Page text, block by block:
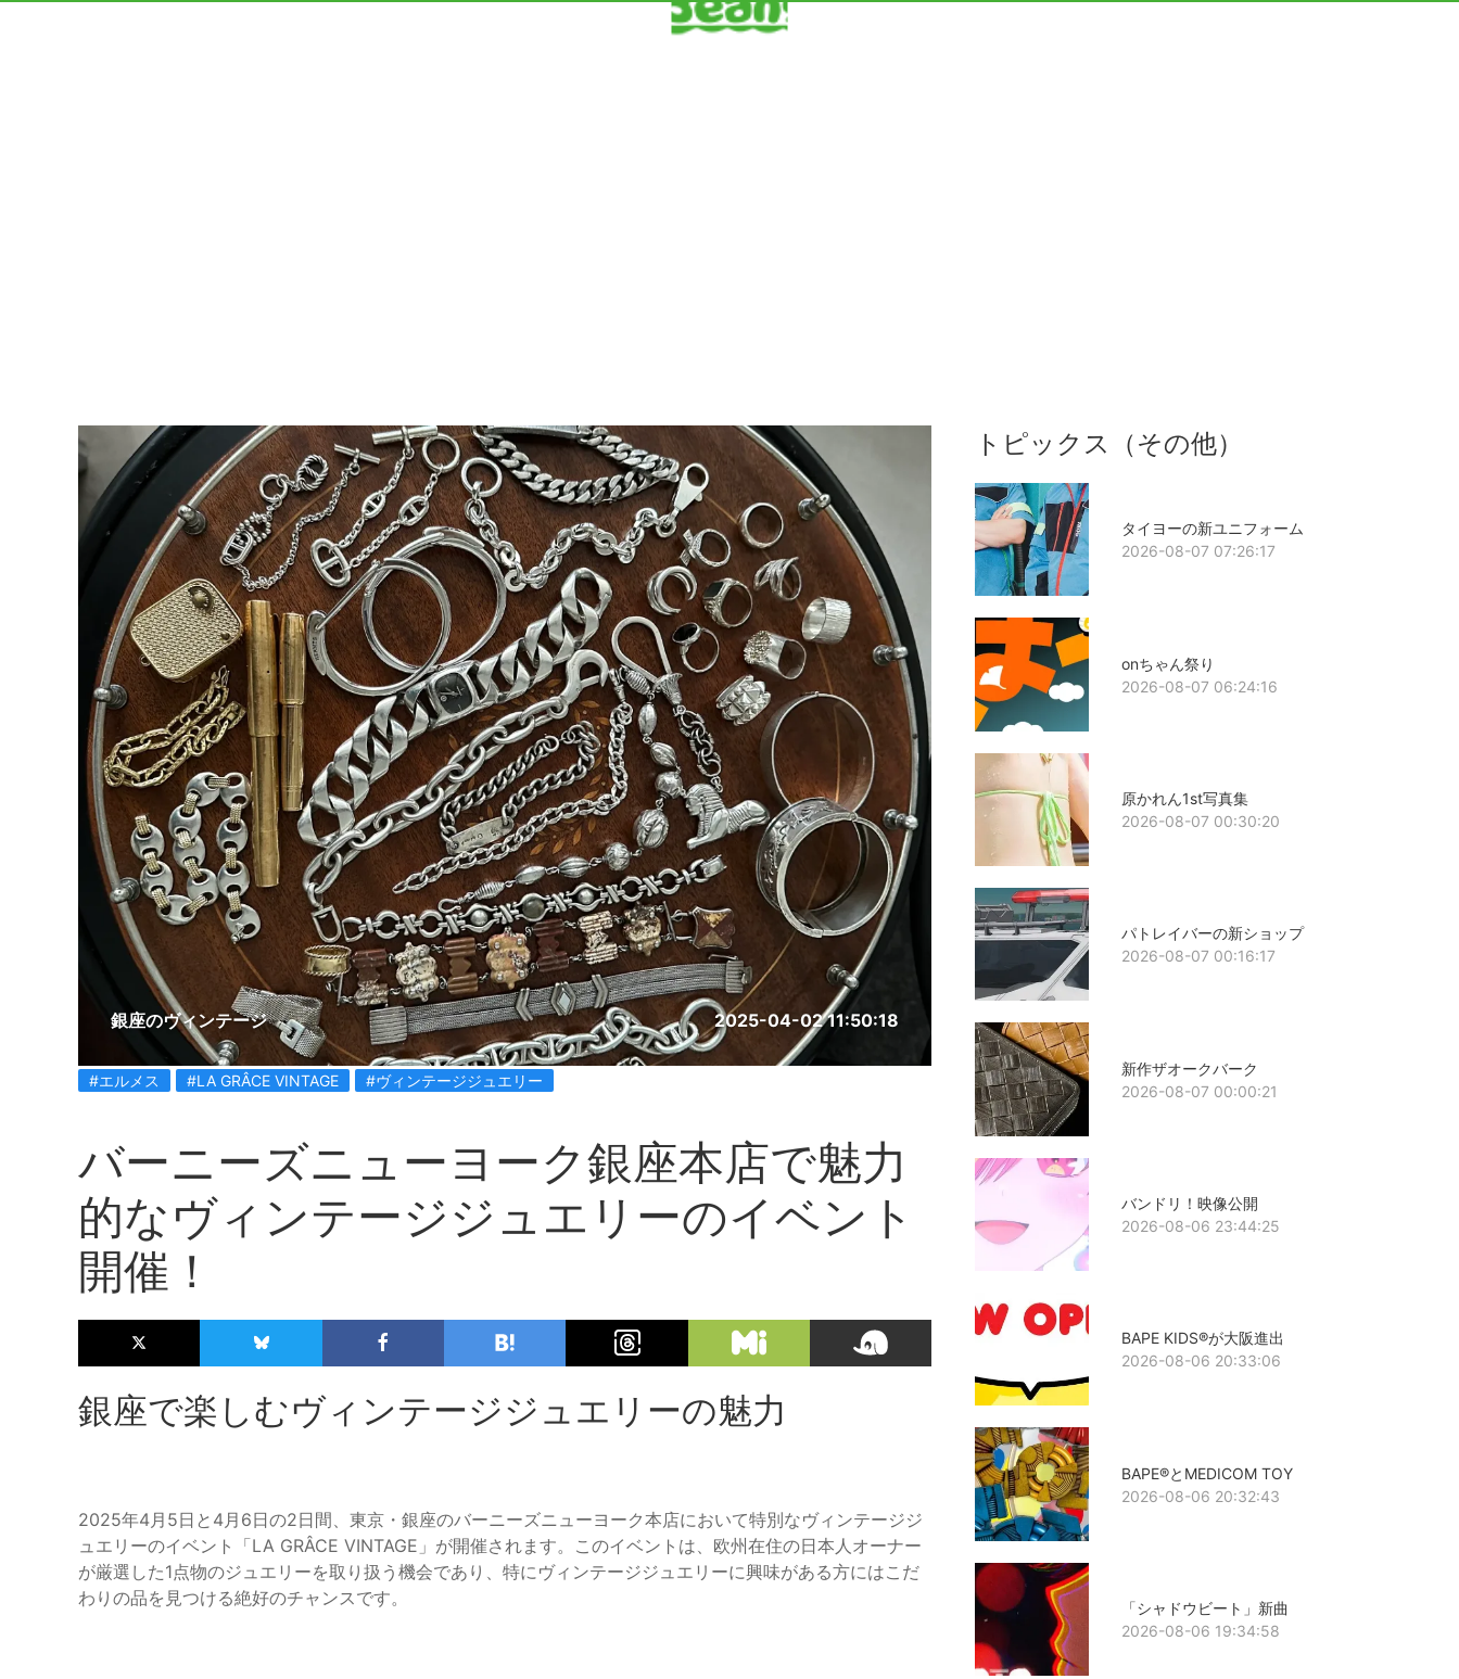
銀座のヴィンテージ 2025-04-02 11:50:18
#エルメス #LA GRÂCE VINTAGE #ヴィンテージジュエリー
バーニーズニューヨーク銀座本店で魅力
的なヴィンテージジュエリーのイベント
開催！
銀座で楽しむヴィンテージジュエリーの魅力
2025年4月5日と4月6日の2日間、東京・銀座のバーニーズニューヨーク本店において特別なヴィンテージジ
ュエリーのイベント「LA GRÂCE VINTAGE」が開催されます。このイベントは、欧州在住の日本人オーナー
が厳選した1点物のジュエリーを取り扱う機会であり、特にヴィンテージジュエリーに興味がある方にはこだ
わりの品を見つける絶好のチャンスです。
トピックス（その他）
タイヨーの新ユニフォーム
2026-08-07 07:26:17
onちゃん祭り
2026-08-07 06:24:16
原かれん1st写真集
2026-08-07 00:30:20
パトレイバーの新ショップ
2026-08-07 00:16:17
新作ザオークバーク
2026-08-07 00:00:21
バンドリ！映像公開
2026-08-06 23:44:25
BAPE KIDS®が大阪進出
2026-08-06 20:33:06
BAPE®とMEDICOM TOY
2026-08-06 20:32:43
「シャドウビート」新曲
2026-08-06 19:34:58